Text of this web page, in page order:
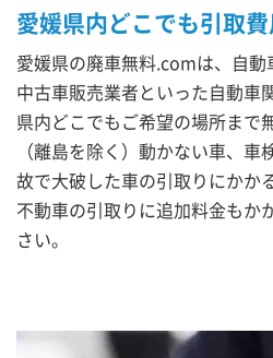
愛媛県内どこでも引取
愛媛県の廃車無料.comは、自動
中古車販売業者といった自動車
県内どこでもご希望の場所まで
（離島を除く）動かない車、
故で大破した車の引取りにかか
不動車の引取りに追加料金もか
さい。